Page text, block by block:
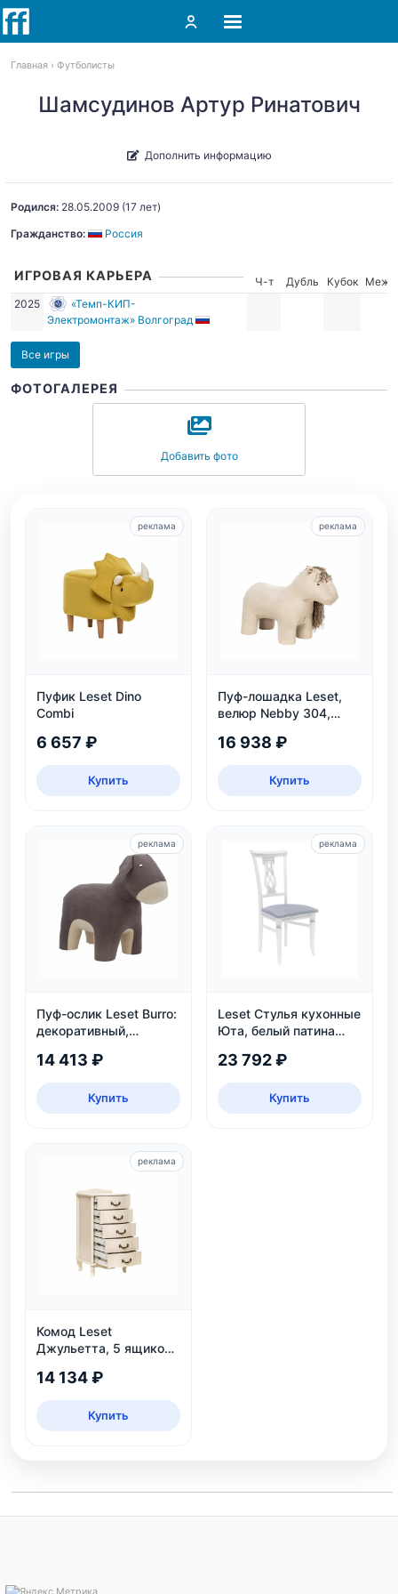
Главная Футболисты
Шамсудинов Артур Ринатович
Дополнить информацию
Родился: 28.05.2009 (17 лет)
Гражданство:
Россия
ИГРОВАЯ КАРЬЕРА Ч-т Дубль Кубок
Межд.
2025
«Темп-КИП-
Электромонтаж» Волгоград
Все игры
ФОТОГАЛЕРЕЯ
Добавить фото
Пуфик Leset Dino
Combi
6 657 ₽
Купить
реклама
Пуф-лошадка Leset,
велюр Nebby 304,
детской
16 938 ₽
Купить
реклама
Пуф-ослик Leset Burro:
декоративный,
и детской
14 413 ₽
Купить
реклама
Leset Стулья кухонные
Юта, белый патина
23 792 ₽
Купить
реклама
Комод Leset
Джульетта, 5 ящиков,
14 134 ₽
Купить
реклама